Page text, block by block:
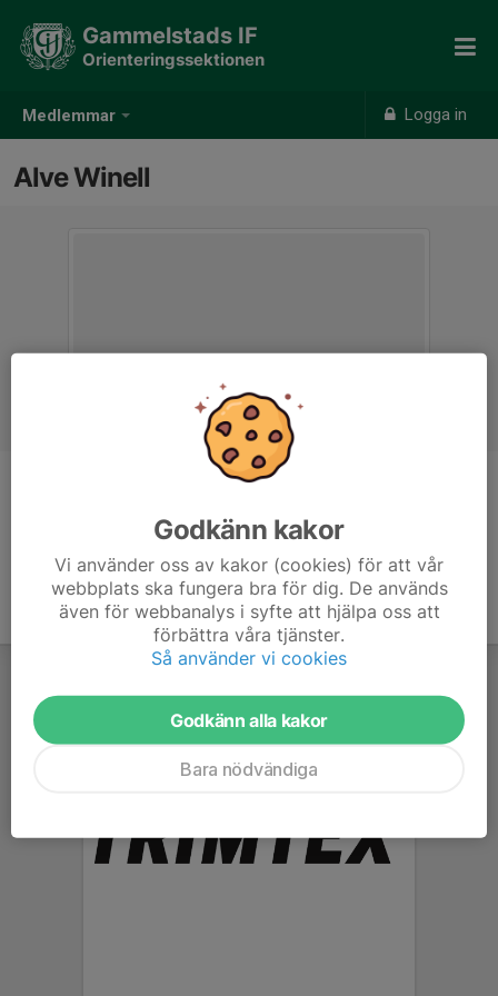
Medlemmar Logga in
Gammelstads IF
Orienteringssektionen
Alve Winell
Godkänn kakor
Vi använder oss av kakor (cookies) för att vår
webbplats ska fungera bra för dig. De används
även för webbanalys i syfte att hjälpa oss att
förbättra våra tjänster.
Så använder vi cookies
Godkänn alla kakor
Bara nödvändiga